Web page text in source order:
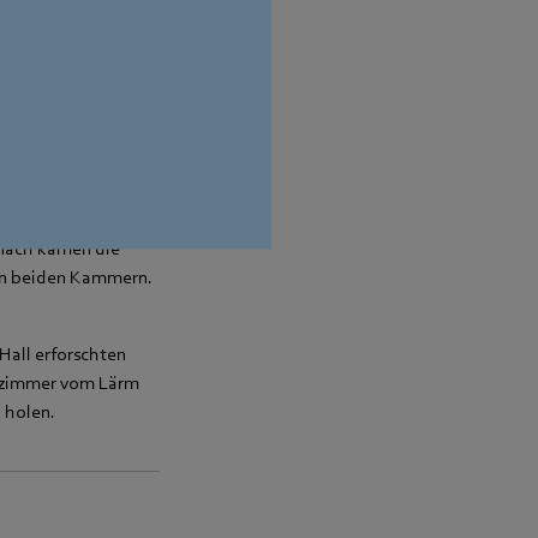
dem blauen Licht
kamen die
beiden Kammern.
erforschten
vom Lärm
holen.